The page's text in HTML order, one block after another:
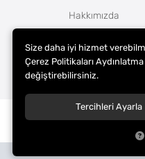
Hakkımızda
Teslimat ve İade
Kargo Seçenekleri
ER-
Size daha iyi hizmet
Çerez Politikaları
değiştirebilirsiniz.
Tercihleri Ayarla